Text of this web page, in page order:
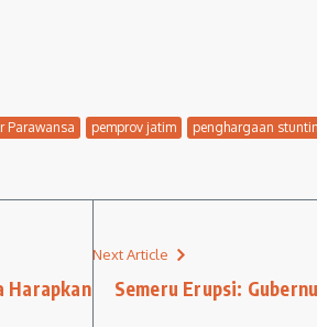
Parawansa pemprov jatim penghargaan
Harapkan
Next Article
Semeru Erupsi: